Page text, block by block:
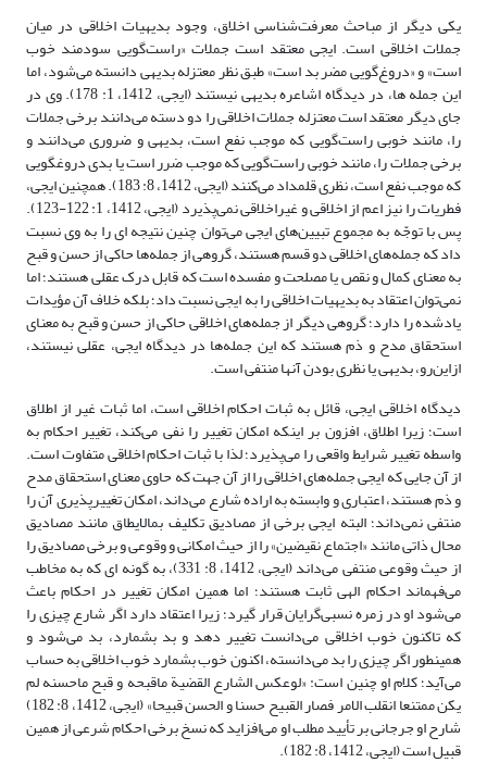
یکی دیگر از مباحث معرفت‌شناسی اخلاق، وجود بدیهیات اخلاقی در میان
جملات اخلاقی است. ایجی معتقد است جملات «راست‌گویی سودمند خوب
است» و «دروغ‌گویی مضر بد است» طبق نظر معتزله بدیهی دانسته می‌شود، اما
این جمله ها، در دیدگاه اشاعره بدیهی نیستند (ایجی، 1412، 1: 178). وی در
جای دیگر معتقد است معتزله جملات اخلاقی را دو دسته می‌دانند برخی جملات
را، مانند خوبی راست‌گویی که موجب نفع است، بدیهی و ضروری می‌دانند و
برخی جملات را، مانند خوبی راست‌گویی که موجب ضرر است یا بدی دروغگویی
که موجب نفع است، نظری قلمداد می‌کنند (ایجی، 1412، 8: 183). همچنین ایجی،
فطریات را نیز اعم از اخلاقی و غیراخلاقی نمی‌پذیرد (ایجی، 1412، 1: 122-123).
پس با توجّه به مجموع تبیین‌های ایجی می‌توان چنین نتیجه ای را به وی نسبت
داد که جمله‌های اخلاقی دو قسم هستند، گروهی از جمله‌ها حاکی از حسن و قبح
به معنای کمال و نقص یا مصلحت و مفسده است که قابل درک عقلی هستند؛ اما
نمی‌توان اعتقاد به بدیهیات اخلاقی را به ایجی نسبت داد؛ بلکه خلاف آن مؤیدات
یادشده را دارد؛ گروهی دیگر از جمله‌های اخلاقی حاکی از حسن و قبح به معنای
استحقاق مدح و ذم هستند که این جمله‌ها در دیدگاه ایجی، عقلی نیستند،
ازاین‌رو، بدیهی یا نظری بودن آنها منتفی است.
دیدگاه اخلاقی ایجی، قائل به ثبات احکام اخلاقی است، اما ثبات غیر از اطلاق
است؛ زیرا اطلاق، افزون بر اینکه امکان تغییر را نفی می‌کند، تغییر احکام به
واسطه تغییر شرایط واقعی را می‌پذیرد؛ لذا با ثبات احکام اخلاقی متفاوت است.
از آن جایی که ایجی جمله‌های اخلاقی را از آن جهت که حاوی معنای استحقاق مدح
و ذم هستند، اعتباری و وابسته به اراده شارع می‌داند، امکان تغییرپذیری آن را
منتفی نمی‌داند؛ البته ایجی برخی از مصادیق تکلیف بمالایطاق مانند مصادیق
محال ذاتی مانند «اجتماع نقیضین» را از حیث امکانی و وقوعی و برخی مصادیق را
از حیث وقوعی منتفی می‌داند (ایجی، 1412، 8: 331)، به گونه ای که به مخاطب
می‌فهماند احکام الهی ثابت هستند؛ اما همین امکان تغییر در احکام باعث
می‌شود او در زمره نسبی‌گرایان قرار گیرد؛ زیرا اعتقاد دارد اگر شارع چیزی را
که تاکنون خوب اخلاقی می‌دانست تغییر دهد و بد بشمارد، بد می‌شود و
همینطور اگر چیزی را بد می‌دانسته، اکنون خوب بشمارد خوب اخلاقی به حساب
می‌آید؛ کلام او چنین است: «لوعکس الشارع القضیة ماقبحه و قبح ماحسنه لم
یکن ممتنعا انقلب الامر فصار القبیح حسنا و الحسن قبیحا» (ایجی، 1412، 8: 182)
شارح او جرجانی بر تأیید مطلب او می‌افزاید که نسخ برخی احکام شرعی از همین
قبیل است (ایجی، 1412، 8: 182).